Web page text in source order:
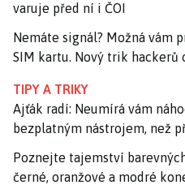
varuje před ní i ČOI
Nemáte signál? Možná vám
SIM kartu. Nový trik hackerů
TIPY A TRIKY
Ajťák radí: Neumírá vám
bezplatným nástrojem, než
Poznejte tajemství
černé, oranžové a modré